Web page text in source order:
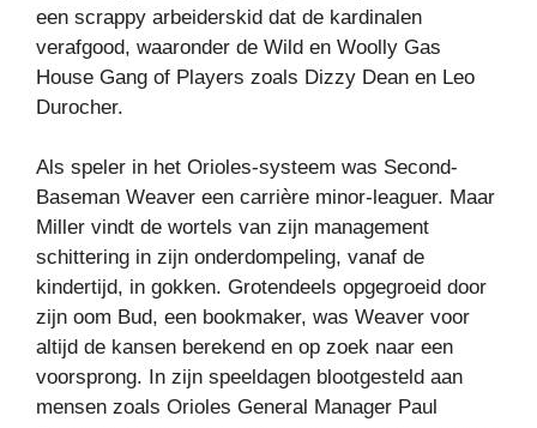
een scrappy arbeiderskid dat de kardinalen
verafgood, waaronder de Wild en Woolly Gas
House Gang of Players zoals Dizzy Dean en Leo
Durocher.
Als speler in het Orioles-systeem was Second-
Baseman Weaver een carrière minor-leaguer. Maar
Miller vindt de wortels van zijn management
schittering in zijn onderdompeling, vanaf de
kindertijd, in gokken. Grotendeels opgegroeid door
zijn oom Bud, een bookmaker, was Weaver voor
altijd de kansen berekend en op zoek naar een
voorsprong. In zijn speeldagen blootgesteld aan
mensen zoals Orioles General Manager Paul